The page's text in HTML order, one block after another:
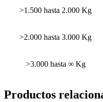
>1.500 hasta 2.000 Kg
>2.000 hasta 3.000 Kg
>3.000 hasta ∞ Kg
Productos